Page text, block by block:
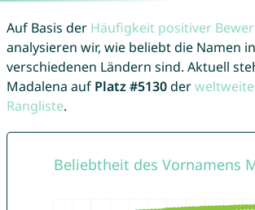
Auf Basis der Häufigkeit positiver
analysieren wir, wie beliebt die Namen
verschiedenen Ländern sind. Aktuell
Madalena auf Platz #5130der
Rangliste.